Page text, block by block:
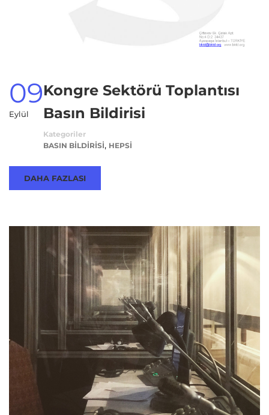
09
Eylül
Kongre Sektörü Toplantısı
Basın Bildirisi
Kategoriler
BASIN BILDIRISI, HEPSI
DAHA FAZLASI